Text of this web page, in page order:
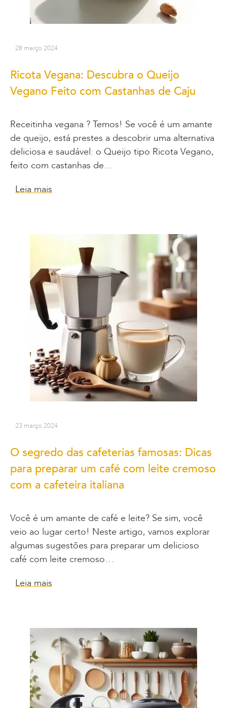
28 março 2024
Ricota Vegana: Descubra o Queijo
Vegano Feito com Castanhas de Caju
Receitinha vegana ? Temos! Se você é um amante
de queijo, está prestes a descobrir uma alternativa
deliciosa e saudável: o Queijo tipo Ricota Vegano,
feito com castanhas de…
Leia mais
23 março 2024
O segredo das cafeterias famosas: Dicas
para preparar um café com leite cremoso
com a cafeteira italiana
Você é um amante de café e leite? Se sim, você
veio ao lugar certo! Neste artigo, vamos explorar
algumas sugestões para preparar um delicioso
café com leite cremoso…
Leia mais